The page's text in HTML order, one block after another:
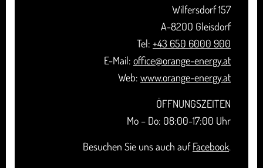
Wilfersdorf 157
A-82OO Gleisdorf
Tel: +43 650 6000 900
E-Mail: office@orange-energy.at
Web: www.orange-energy.at
ÖFFNUNGSZEITEN
Mo – Do: 08:00-17:00 Uhr
Besuchen Sie uns auch aufFacebook.